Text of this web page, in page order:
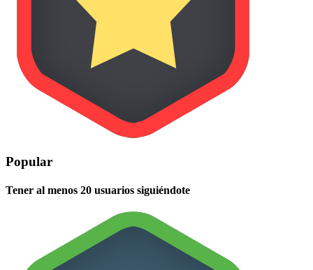
Popular
Tener al menos 20 usuarios siguiéndote